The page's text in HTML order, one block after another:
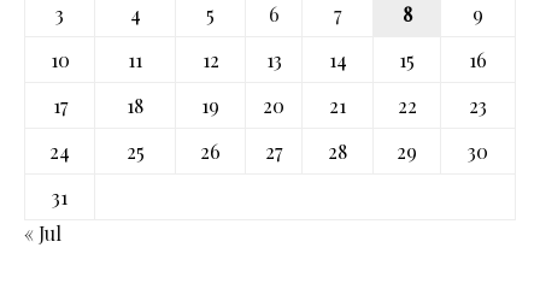
3
4 5 6 7 8
9
10
11 12 13 14 15
16
17
18 19 20 21 22
23
24
25 26 27 28 29
30
31
« Jul